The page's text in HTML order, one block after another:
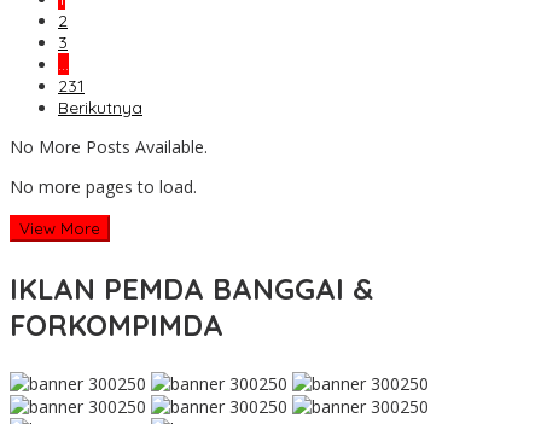
2
3
…
231
Berikutnya
No More Posts Available.
No more pages to load.
View More
IKLAN PEMDA BANGGAI &
FORKOMPIMDA